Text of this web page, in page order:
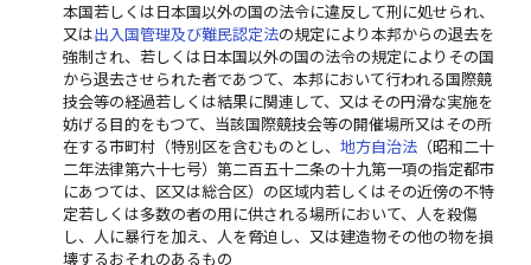
本国若しくは日本国以外の国の法令に違反して刑に処せられ、
又は出入国管理及び難民認定法の規定により本邦からの退去を
強制され、若しくは日本国以外の国の法令の規定によりその国
から退去させられた者であつて、本邦において行われる国際競
技会等の経過若しくは結果に関連して、又はその円滑な実施を
妨げる目的をもつて、当該国際競技会等の開催場所又はその所
在する市町村（特別区を含むものとし、 地方自治法（昭和二十
二年法律第六十七号）第二百五十二条の十九第一項の指定都市
にあつては、区又は総合区）の区域内若しくはその近傍の不特
定若しくは多数の者の用に供される場所において、人を殺傷
し、人に暴行を加え、人を脅迫し、又は建造物その他の物を損
壊するおそれのあるもの